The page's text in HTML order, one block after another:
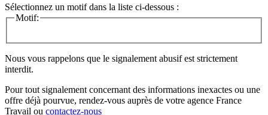
Sélectionnez un motif dans la liste ci-dessous :
Motif:
Nous vous rappelons que le signalement abusif est strictement
interdit.
Pour tout signalement concernant des informations inexactes ou une
offre déjà pourvue, rendez-vous auprès de votre agence France
Travail ou contactez-nous